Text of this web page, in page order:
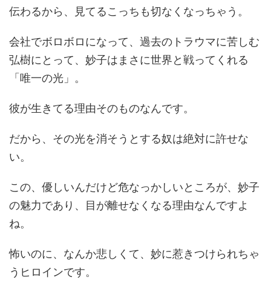
伝わるから、見てるこっちも切なくなっちゃう。
会社でボロボロになって、過去のトラウマに苦しむ
弘樹にとって、妙子はまさに世界と戦ってくれる
「唯一の光」。
彼が生きてる理由そのものなんです。
だから、その光を消そうとする奴は絶対に許せな
い。
この、優しいんだけど危なっかしいところが、妙子
の魅力であり、目が離せなくなる理由なんですよ
ね。
怖いのに、なんか悲しくて、妙に惹きつけられちゃ
うヒロインです。